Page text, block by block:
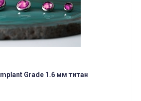
Grade 1.6 мм титан